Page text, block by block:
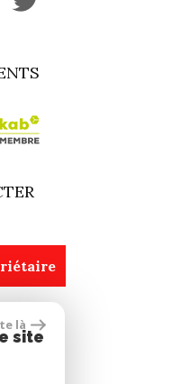
là
site